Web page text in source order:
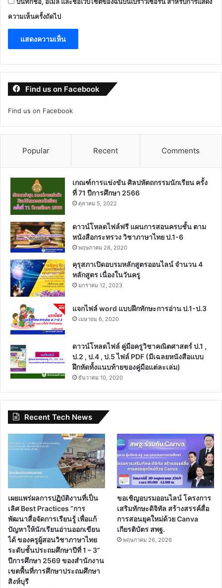
บันทึกชื่อ, อีเมล และชื่อเว็บไซต์ของฉันบนเบราว์เซอร์นี้ สำหรับการแสดง
ความเห็นครั้งถัดไป
Find us on Facebook
Find us on Facebook
Popular Recent Comments
เกณฑ์การแข่งขัน ศิลปหัตถกรรมนักเรียน ครั้ง
ที่ 71 ปีการศึกษา 2566
ตุลาคม 5, 2022
ดาวน์โหลดไฟล์ฟรี แผนการสอนครบชั้น ตาม
หนังสือกระทรวง วิชาภาษาไทย ป.1-6
พฤษภาคม 28, 2020
คุรุสภาเปิดอบรมหลักสูตรออนไลน์ จำนวน 4
หลักสูตร เนื่องในวันครู
มกราคม 12, 2023
แจกไฟล์ word แบบฝึกทักษะการอ่าน ป.1-ป.3
เมษายน 6, 2020
ดาวน์โหลดไฟล์ คู่มือครูวิชาคณิตศาสตร์ ป.1 ,
ป.2 , ป.4 , ป.5 ไฟล์ PDF (มีเฉลยหนังสือแบบ
ฝึกหัดทั้งแนบท้ายของคู่มือแต่ละเล่ม)
ธันวาคม 10, 2020
Recent Tech News
เผยแพร่ผลการปฏิบัติงานที่เป็น
เลิศ Best Practices “การ
พัฒนาสื่อจัดการเรียนรู้ เพื่อแก้
ปัญหาให้นักเรียนอ่านออกเขียน
ได้ ของครูผู้สอนวิชาภาษาไทย
ระดับชั้นประถมศึกษาปีที่ 1 – 3”
ปีการศึกษา 2569 ของสำนักงาน
เขตพื้นที่การศึกษาประถมศึกษา
สิงห์บุรี
ขอเชิญอบรมออนไลน์ โครงการ
เสริมทักษะดิจิทัล สร้างสรรค์สื่อ
การสอนยุคใหม่ด้วย Canva
เกียรติบัตร สพฐ.
พฤษภาคม 26, 2026